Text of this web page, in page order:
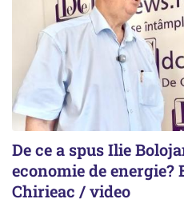
De ce a spus Ilie
economie de
Chirieac / video